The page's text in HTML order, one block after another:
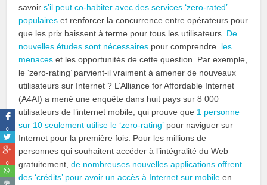
savoirs’il peut co-habiter avec des services ‘zero-rated’
populaires et renforcer la concurrence entre opérateurs pour
que les prix baissent à terme pour tous les utilisateurs. De
nouvelles études sont nécessaires pour comprendre
les
menaces et les opportunités de cette question. Par exemple,
le ‘zero-rating’ parvient-il vraiment à amener de nouveaux
utilisateurs sur Internet ? L’Alliance for Affordable Internet
(A4AI) a mené une enquête dans huit pays sur 8 000
utilisateurs de l’internet mobile, qui prouve que 1 personne
sur 10 seulement utilise le ‘zero-rating’ pour naviguer sur
Internet pour la première fois. Pour les millions de
personnes qui souhaitent accéder à l’intégralité du Web
gratuitement, de nombreuses nouvelles applications offrent
des ‘crédits’ pour avoir un accès à Internet sur mobile en
0
0